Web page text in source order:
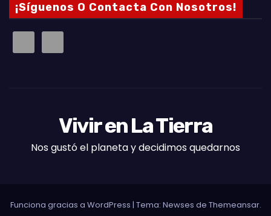
¡Síguenos O Contacta Con Nosotros!
Vivir en La Tierra
Nos gustó el planeta y decidimos quedarnos
Funciona gracias a WordPress | Tema: Newses de Themeansar.